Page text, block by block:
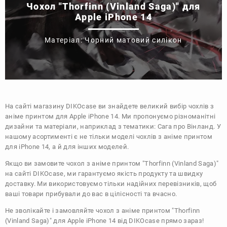
Чохол "Thorfinn (Vinland Saga)" для
Apple iPhone 14
Матеріал: Чорний матовий силікон
На сайті магазину DIKOcase ви знайдете великий вибір чохлів з
аніме принтом для Apple iPhone 14. Ми пропонуємо різноманітні
дизайни та матеріали, наприклад з тематики: Сага про Вінланд. У
нашому асортименті є не тільки моделі чохлів з аніме принтом
для iPhone 14, а й для інших моделей.
Якщо ви замовите чохол з аніме принтом "Thorfinn (Vinland Saga)"
на сайті DIKOcase, ми гарантуємо якість продукту та швидку
доставку. Ми використовуємо тільки надійних перевізників, щоб
ваші товари прибували до вас в цілісності та вчасно.
Не зволікайте і замовляйте чохол з аніме принтом "Thorfinn
(Vinland Saga)" для Apple iPhone 14 від DIKOcase прямо зараз!